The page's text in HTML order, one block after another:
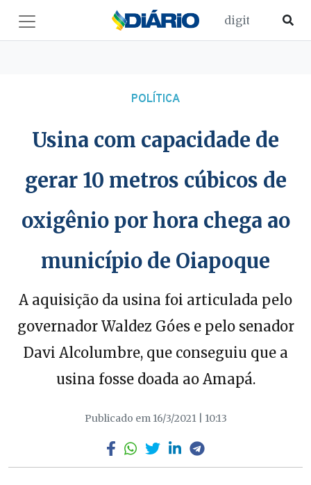
POLÍTICA
Usina com capacidade de
gerar 10 metros cúbicos de
oxigênio por hora chega ao
município de Oiapoque
A aquisição da usina foi articulada pelo
governador Waldez Góes e pelo senador
Davi Alcolumbre, que conseguiu que a
usina fosse doada ao Amapá.
Publicado em 16/3/2021 | 10:13